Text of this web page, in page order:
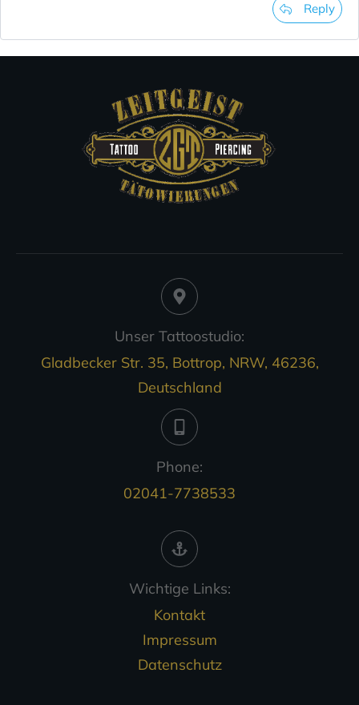
Reply
Unser Tattoostudio:
Gladbecker Str. 35, Bottrop, NRW, 46236,
Deutschland
Phone:
02041-7738533
Wichtige Links:
Kontakt
Impressum
Datenschutz